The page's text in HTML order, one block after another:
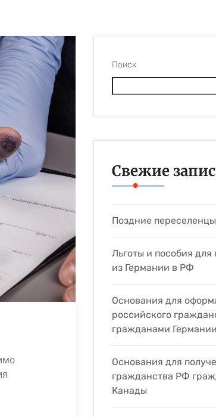
Поиск
Свежие
Поздние
Льготы и пособия для
из Германии в РФ
Основания для
российского
гражданами Германии
Основания для
гражданства РФ
Канады